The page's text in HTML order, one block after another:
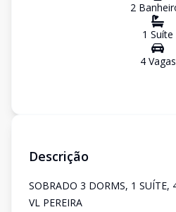
2
1 Suíte
4Vagas
Descrição
SOBRADO 3 DORMS, 1 SUÍTE,
VL PEREIRA